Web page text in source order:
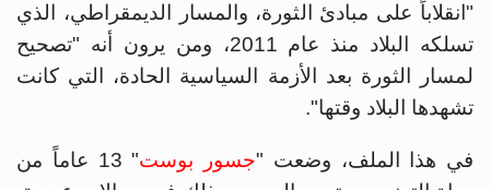
"انقلاباً على مبادئ الثورة، والمسار الديمقراطي، الذي
تسلكه البلاد منذ عام 2011، ومن يرون أنه "تصحيح
لمسار الثورة بعد الأزمة السياسية الحادة، التي كانت
تشهدها البلاد وقتها".
في هذا الملف، وضعت "جسور بوست
" 13 عاماً من